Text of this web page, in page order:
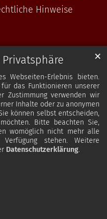
Webseiten-Erlebnis bieten.
das Funktionieren unserer
Zustimmung verwenden wir
Inhalte oder zu anonymen
können selbst entscheiden,
Bitte beachten Sie,
womöglich nicht mehr alle
stehen. Weitere
Datenschutzerklärung.
✕
Hinweise